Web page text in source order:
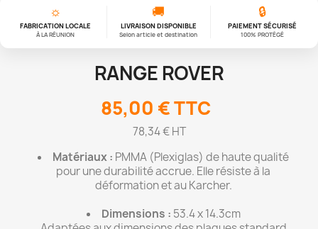
☼
FABRICATION LOCALE
À LA RÉUNION
🚚
LIVRAISON DISPONIBLE
Selon article et destination
🔒
PAIEMENT SÉCURISÉ
100% PROTÉGÉ
RANGE ROVER
85,00 €TTC
78,34 € HT
Matériaux : PMMA (Plexiglas) de haute qualité
pour une durabilité accrue. Elle résiste à la
déformation et au Karcher.
Dimensions : 53.4 x 14.3cm